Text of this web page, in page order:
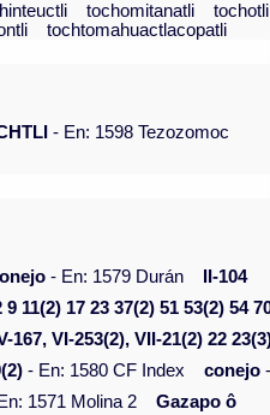
tochomitanatli
tochotli
tochtomahuactlacopatli
- En: 1598 Tezozomoc
- En: 1579 Durán
II-104
11(2) 17 23 37(2) 51 53(2) 54
167, VI-253(2), VII-21(2) 22
- En: 1580 CF Index conejo
1571 Molina 2
Gazapo ô